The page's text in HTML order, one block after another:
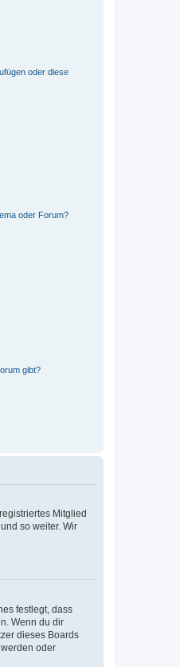
oder diese
oder Forum?
gibt?
Mitglied
so weiter. Wir
festlegt, dass
Wenn du dir
dieses Boards
oder